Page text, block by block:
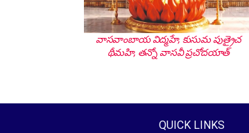
వాసవాంబాయ విద్మహే, కుసుమ పుత్రైచ
థీమహి, తన్నో వాసవీ ప్రచోదయాత్
QUICK LINKS